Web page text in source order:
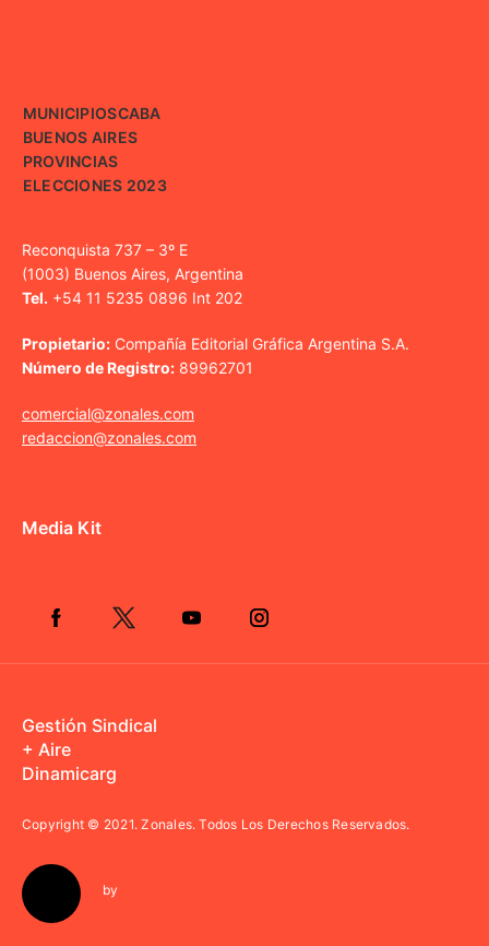
MUNICIPIOSCABA
BUENOS AIRES
PROVINCIAS
ELECCIONES 2023
Reconquista 737 – 3º E
(1003) Buenos Aires, Argentina
Tel. +54 11 5235 0896 Int 202
Propietario: Compañía Editorial Gráfica Argentina S.A.
Número de Registro: 89962701
comercial@zonales.com
redaccion@zonales.com
Media Kit
Gestión Sindical
+ Aire
Dinamicarg
Copyright © 2021.Zonales. Todos Los Derechos Reservados.
by